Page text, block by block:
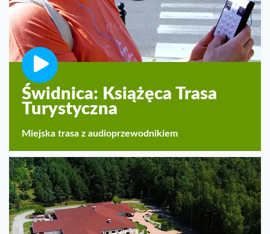
Świdnica: Książęca Trasa
Turystyczna
Miejska trasa z audioprzewodnikiem